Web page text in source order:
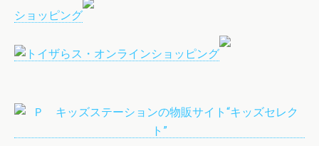
ショッピング